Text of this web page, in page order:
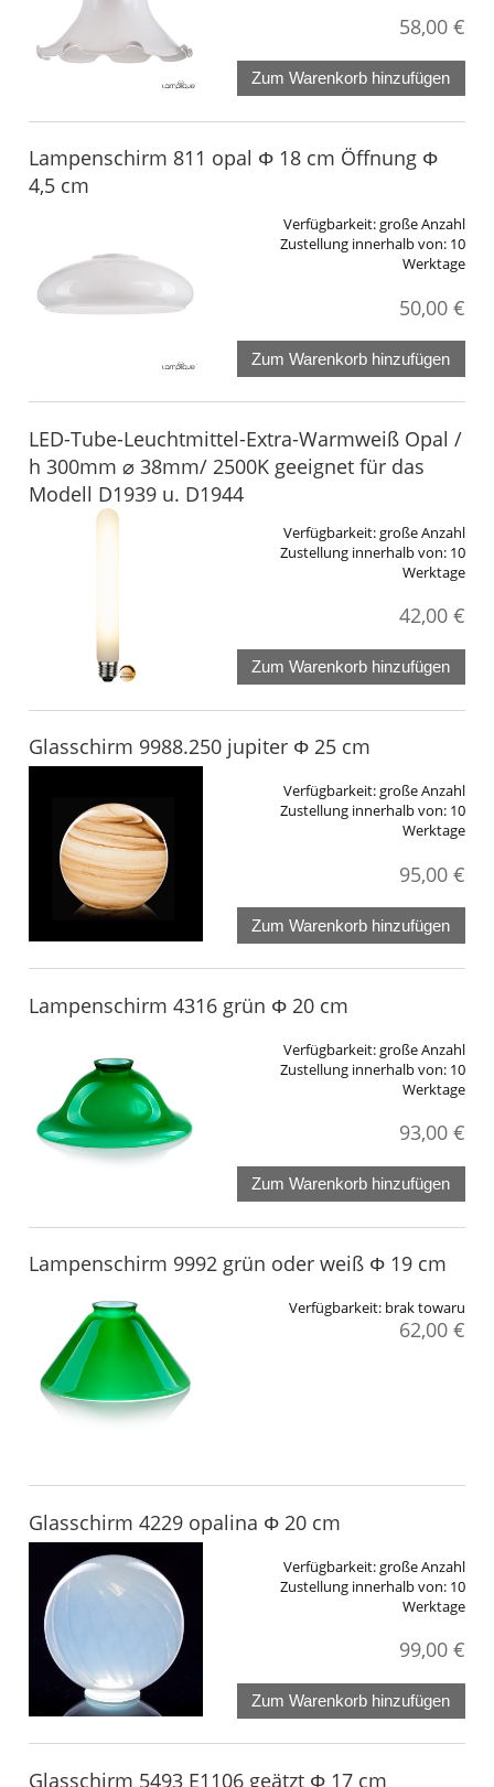
58,00 €
Zum Warenkorb hinzufügen
Lampenschirm 811 opal Φ 18 cm Öffnung Φ
4,5 cm
Verfügbarkeit:große Anzahl
Zustellung innerhalb von: 10
Werktage
50,00 €
Zum Warenkorb hinzufügen
LED-Tube-Leuchtmittel-Extra-Warmweiß Opal /
h 300mm ⌀ 38mm/ 2500K geeignet für das
Modell D1939 u. D1944
Verfügbarkeit:große Anzahl
Zustellung innerhalb von: 10
Werktage
42,00 €
Zum Warenkorb hinzufügen
Glasschirm 9988.250 jupiter Φ 25 cm
Verfügbarkeit:große Anzahl
Zustellung innerhalb von: 10
Werktage
95,00 €
Zum Warenkorb hinzufügen
Lampenschirm 4316 grün Φ 20 cm
Verfügbarkeit:große Anzahl
Zustellung innerhalb von: 10
Werktage
93,00 €
Zum Warenkorb hinzufügen
Lampenschirm 9992 grün oder weiß Φ 19 cm
Verfügbarkeit: brak towaru
62,00 €
Glasschirm 4229 opalina Φ 20 cm
Verfügbarkeit:große Anzahl
Zustellung innerhalb von: 10
Werktage
99,00 €
Zum Warenkorb hinzufügen
Glasschirm 5493 E1106 geätzt Φ 17 cm